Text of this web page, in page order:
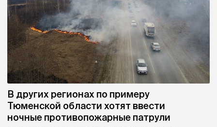
В других регионах по примеру
Тюменской области хотят ввести
ночные противопожарные патрули